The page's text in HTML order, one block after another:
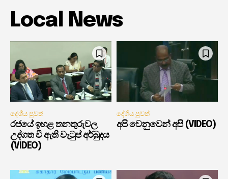
Local News
දේශීය පුවත්
රජයේ ඉහළ තනතුරුවල
උද්ගත වී ඇති වැටුප් අර්බුදය
(VIDEO)
දේශීය පුවත්
අපි වෙනුවෙන් අපි (VIDEO)